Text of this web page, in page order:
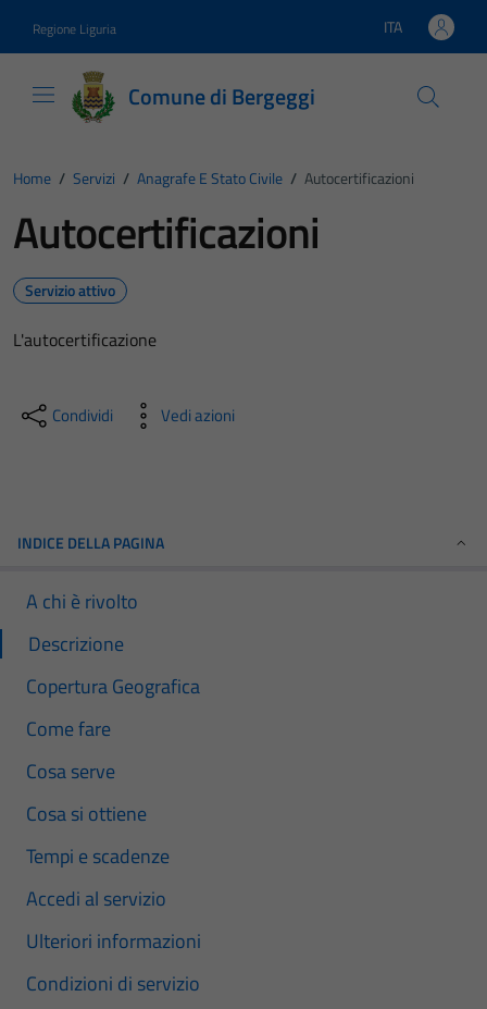
Regione Liguria Lingua attiva:
ITA
Comune di Bergeggi
Home / Servizi / Anagrafe E Stato Civile / Autocertificazioni
Autocertificazioni
Servizio attivo
L'autocertificazione
Condividi Vedi azioni
INDICE DELLA PAGINA
A chi è rivolto
Descrizione
Copertura Geografica
Come fare
Cosa serve
Cosa si ottiene
Tempi e scadenze
Accedi al servizio
Ulteriori informazioni
Condizioni di servizio